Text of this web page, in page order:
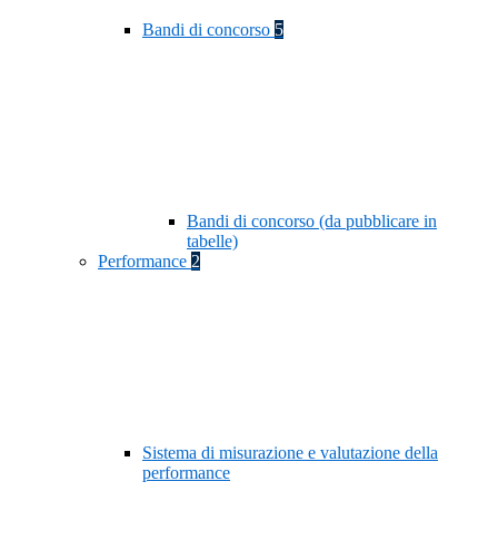
Bandi di concorso 5
Bandi di concorso (da pubblicare in
tabelle)
Performance 2
Sistema di misurazione e valutazione della
performance